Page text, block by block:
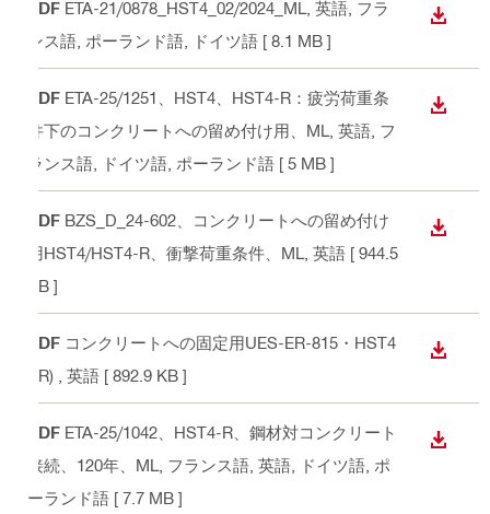
PDF ETA-21/0878_HST4_02/2024_ML , 英語, フラ
ンス語, ポーランド語, ドイツ語 [ 8.1 MB ]
ダウン
PDF ETA-25/1251、HST4、HST4-R：疲労荷重条
件下のコンクリートへの留め付け用、ML , 英語, フ
ランス語, ドイツ語, ポーランド語 [ 5 MB ]
ダウン
PDF BZS_D_24-602、コンクリートへの留め付け
用HST4/HST4-R、衝撃荷重条件、ML , 英語 [ 944.5
KB ]
ダウン
PDF コンクリートへの固定用UES-ER-815・HST4
(-R)
, 英語 [ 892.9 KB ]
ダウン
PDF ETA-25/1042、HST4-R、鋼材対コンクリート
接続、120年、ML , フランス語, 英語, ドイツ語, ポ
ーランド語 [ 7.7 MB ]
ダウン